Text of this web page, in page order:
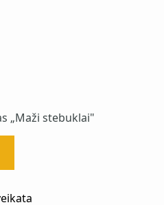
„Maži stebuklai"